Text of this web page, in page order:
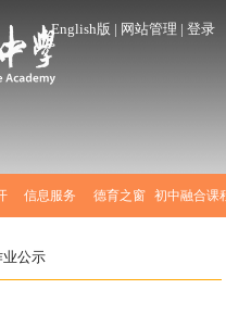
English版 | 网站管理 | 登录
信息服务 德育之窗 初中融合课
业公示